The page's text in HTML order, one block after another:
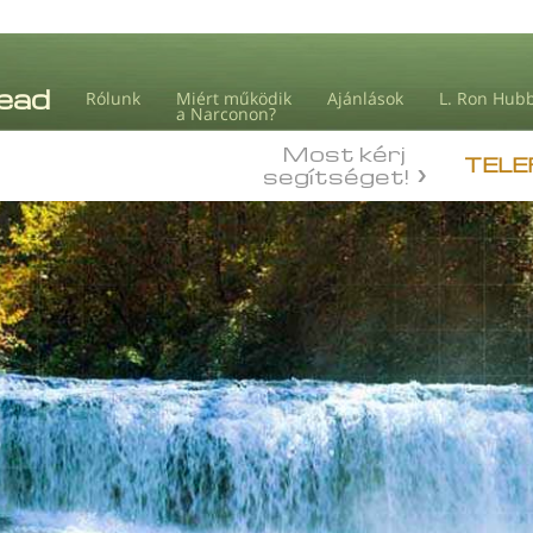
Rólunk Miért működik
a Narconon?
Ajánlások L. Ron
Most kérj
segítséget!